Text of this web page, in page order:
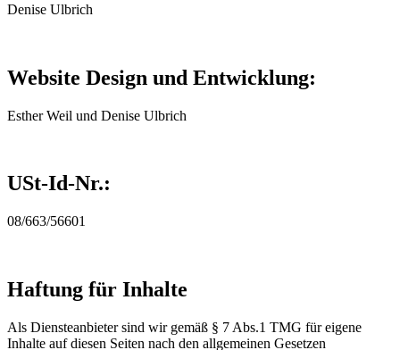
Denise Ulbrich
Website Design und Entwicklung:
Esther Weil und Denise Ulbrich
USt-Id-Nr.:
08/663/56601
Haftung für Inhalte
Als Diensteanbieter sind wir gemäß § 7 Abs.1 TMG für eigene
Inhalte auf diesen Seiten nach den allgemeinen Gesetzen